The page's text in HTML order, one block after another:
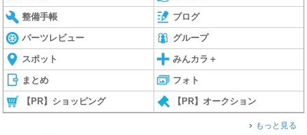
整備手帳 ブログ
パーツレビュー グループ
スポット みんカラ＋
まとめ フォト
【PR】ショッピング 【PR】オークション
もっと見る